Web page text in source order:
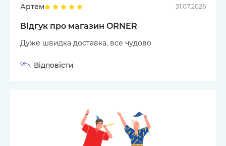
Артем 31.07.2026
Відгук про магазин ORNER
Дуже швидка доставка, все чудово
Відповісти